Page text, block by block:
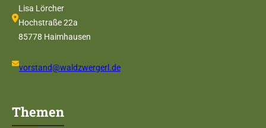
Lisa Lörcher
Hochstraße 22a
85778 Haimhausen
vorstand@waldzwergerl.de
Themen